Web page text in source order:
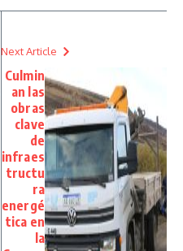
Next Article
Culmin
an las
obras
clave
de
infraes
tructu
ra
energé
tica en
la